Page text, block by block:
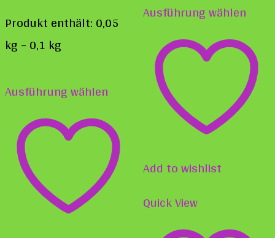
Produkt enthält: 0,05
kg– 0,1 kg
Ausführung wählen
weist
mehrere
Varianten
Ausführung wählen
weist
auf.
Add to wishlist
Quick View